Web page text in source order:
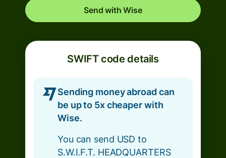
Send with Wise
SWIFT code details
Sending money abroad can
be up to 5x cheaper with
Wise.
You can send USD to
S.W.I.F.T. HEADQUARTERS